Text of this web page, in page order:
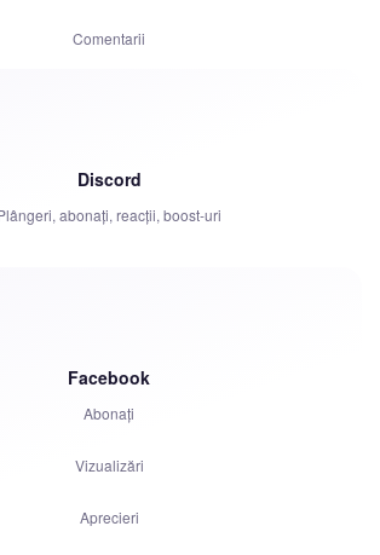
Comentarii
Discord
abonați, reacții, boost-uri
Facebook
Abonați
Vizualizări
Aprecieri